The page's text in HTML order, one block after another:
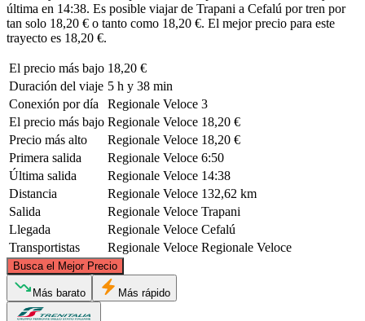
última en 14:38. Es posible viajar de Trapani a Cefalú por tren por
tan solo 18,20 € o tanto como 18,20 €. El mejor precio para este
trayecto es 18,20 €.
El precio más bajo 18,20 €
Duración del viaje 5 h y 38 min
Conexión por día
Regionale Veloce 3
El precio más bajo Regionale Veloce 18,20 €
Precio más alto
Regionale Veloce 18,20 €
Primera salida
Regionale Veloce 6:50
Última salida
Regionale Veloce 14:38
Distancia
Regionale Veloce 132,62 km
Salida
Regionale Veloce Trapani
Llegada
Regionale Veloce Cefalú
Transportistas
Regionale Veloce Regionale Veloce
Busca el Mejor Precio
©CARTO, ©OpenStreetMapcontributors
Más barato Más rápido